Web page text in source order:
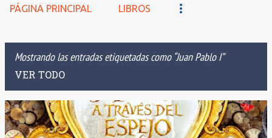
PÁGINA PRINCIPAL LIBROS
Mostrando las entradas etiquetadas como Juan Pablo I
VER TODO
E
n